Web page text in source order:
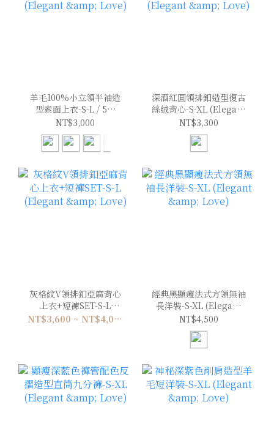
羊毛100%小立領半袖造
型素面上衣-S-L / 5色
(Elegant & Love)
NT$3,000
深酒紅圓領排釦造型復古
絲絨背心-S-XL (Elegant
& Love)
NT$3,300
灰格紋V領排釦亞麻背心
上衣+短褲SET-S-L
(Elegant & Love) NT$3,600 ~ NT$4,000
經典黑顯瘦法式方領無袖
長洋裝-S-XL (Elegant
& Love)
NT$4,500